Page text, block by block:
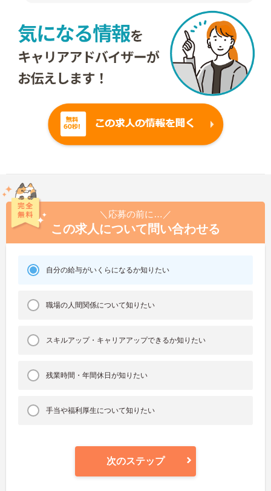
＼応募の前に…／
この求人について問い合わせる
自分の給与がいくらになるか知りたい
職場の人間関係について知りたい
スキルアップ・キャリアアップできるか知りたい
残業時間・年間休日が知りたい
手当や福利厚生について知りたい
次のステップ